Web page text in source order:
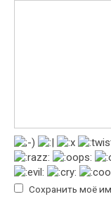
Сохранить моё